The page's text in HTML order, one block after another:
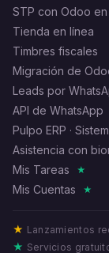
STP con Odoo
Tienda en línea
Timbres fiscales
Migración de
Leads por
API de WhatsApp
Pulpo ERP ·
Asistencia con
Mis Tareas ★
Mis Cuentas ★
★ Lanzamientos
★ Servicios